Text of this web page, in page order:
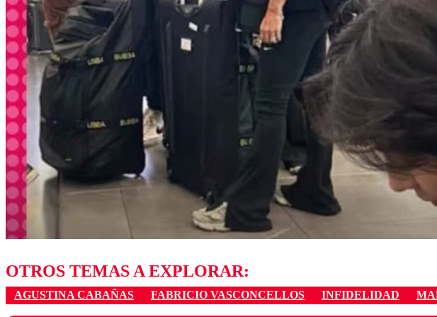
OTROS TEMAS A EXPLORAR:
AGUSTINA CABAÑAS FABRICIO VASCONCELLOS INFIDELIDAD